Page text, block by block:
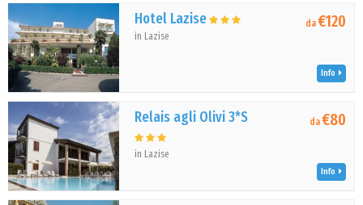
Hotel Lazise
in Lazise
da€120
Info
Relais agli Olivi 3*S
in Lazise
da€80
Info